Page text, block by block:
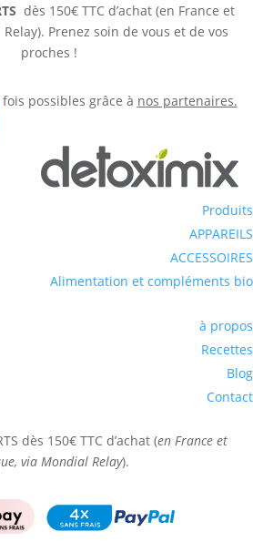
dès 150€ TTC d’achat (en France et
Prenez soin de vous et de vos
proches !
possibles grâce à nos partenaires.
Produits
APPAREILS
ACCESSOIRES
Alimentation et compléments bio
à propos
Recettes
Blog
Contact
dès 150€ TTC d’achat (en France et
via Mondial Relay).